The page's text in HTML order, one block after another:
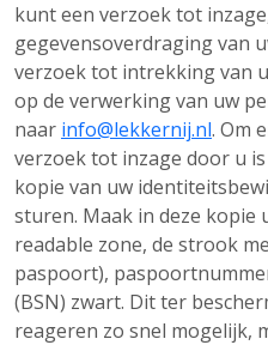
kunt een verzoek tot
gegevensoverdraging van
verzoek tot intrekking van
op de verwerking van uw
naar info@lekkernij.nl. Om
verzoek tot inzage door u
kopie van uw
sturen. Maak in deze kopie
readable zone, de strook
paspoort),
(BSN) zwart. Dit ter
reageren zo snel mogelijk,